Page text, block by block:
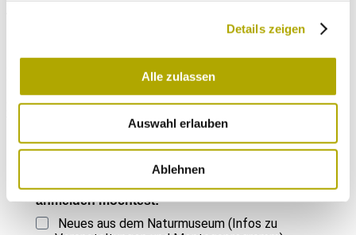
Details zeigen
Alle zulassen
Auswahl erlauben
Ablehnen
Immer auf dem neuesten Stand
Einmal im Monat versenden wir einen Newsletter mit den aktuellen
Veranstaltungen und besonderen Neuigkeiten.
Wähle die Newsletter aus, für die du dich
anmelden möchtest:
Neues aus dem Naturmuseum (Infos zu